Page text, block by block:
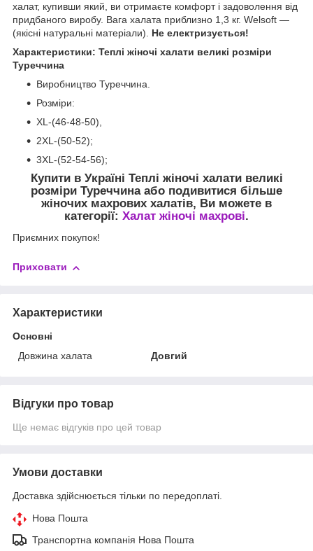
халат, купивши який, ви отримаєте комфорт і задоволення від
придбаного виробу. Вага халата приблизно 1,3 кг. Welsoft —
(якісні натуральні матеріали). Не електризується!
Характеристики: Теплі жіночі халати великі розміри
Туреччина
Виробництво Туреччина.
Розміри:
XL-(46-48-50),
2XL-(50-52);
3XL-(52-54-56);
Купити в Україні Теплі жіночі халати великі
розміри Туреччина або подивитися більше
жіночих махрових халатів, Ви можете в
категорії: Халат жіночі махрові.
Приємних покупок!
Приховати
Характеристики
Основні
Довжина халата
Довгий
Відгуки про товар
Ще немає відгуків про цей товар
Умови доставки
Доставка здійснюється тільки по передоплаті.
Нова Пошта
Транспортна компанія Нова Пошта